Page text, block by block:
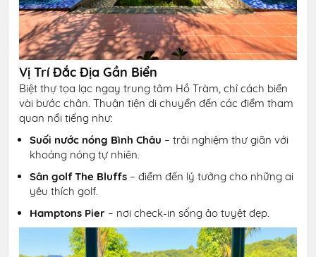
Vị Trí Đắc Địa Gần Biển
Biệt thự tọa lạc ngay trung tâm Hồ Tràm, chỉ cách biển
vài bước chân. Thuận tiện di chuyển đến các điểm tham
quan nổi tiếng như:
Suối nước nóng Bình Châu – trải nghiệm thư giãn với
khoáng nóng tự nhiên.
Sân golf The Bluffs – điểm đến lý tưởng cho những ai
yêu thích golf.
Hamptons Pier – nơi check-in sống ảo tuyệt đẹp.